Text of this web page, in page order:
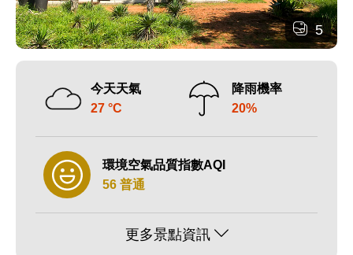
5
今天天氣
27 °C
降雨機率
20%
環境空氣品質指數AQI
56 普通
更多景點資訊